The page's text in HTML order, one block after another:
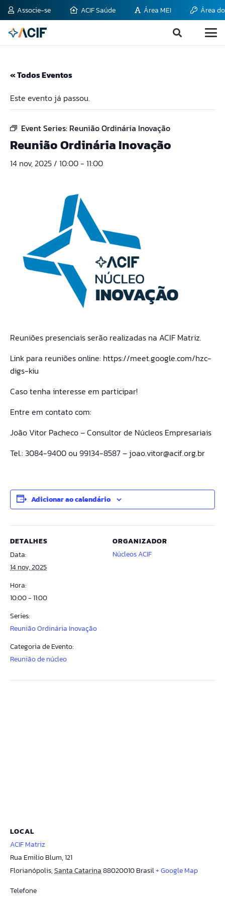
Associe-se ACIF Saúde Área MEI Área
« Todos Eventos
Este evento já passou.
Event Series: Reunião Ordinária Inovação
Reunião Ordinária Inovação
14 nov, 2025 / 10:00- 11:00
Reuniões presenciais serão realizadas na ACIF Matriz.
Link para reuniões online: https://meet.google.com/hzc-
digs-kiu
Caso tenha interesse em participar!
Entre em contato com:
João Vitor Pacheco – Consultor de Núcleos Empresariais
Tel.: 3084-9400 ou 99134-8587 – joao.vitor@acif.org.br
Adicionar ao calendário
DETALHES
Data:
14 nov, 2025
Hora:
10:00 - 11:00
Series:
Reunião Ordinária Inovação
Categoria de Evento:
Reunião de núcleo
ORGANIZADOR
Núcleos ACIF
LOCAL
ACIF Matriz
Rua Emilio Blum, 121
Florianópolis,Santa Catarina88020010Brasil+ Google Map
Telefone